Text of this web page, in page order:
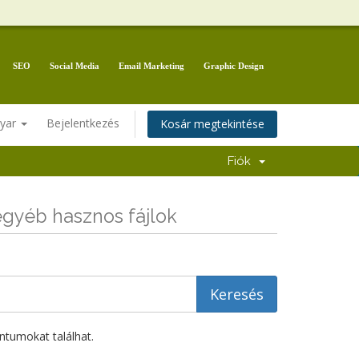
SEO Social Media Email Marketing Graphic Design
Bejelentkezés Kosár megtekintése
Fiók
hasznos fájlok
találhat.